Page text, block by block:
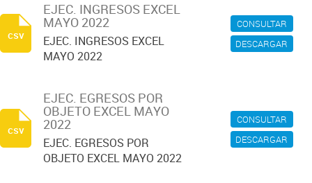
CONSULTAR
DESCARGAR
EJEC. INGRESOS EXCEL
MAYO 2022
EJEC. INGRESOS EXCEL
MAYO 2022
csv
CONSULTAR
DESCARGAR
EJEC. EGRESOS POR
OBJETO EXCEL MAYO
2022
EJEC. EGRESOS POR
OBJETO EXCEL MAYO 2022
csv